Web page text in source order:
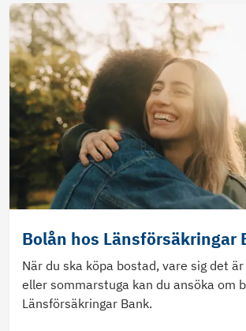
Bolån hos Länsförsäkringar
När du ska köpa bostad, vare sig det
eller sommarstuga kan du ansöka om
Länsförsäkringar Bank.